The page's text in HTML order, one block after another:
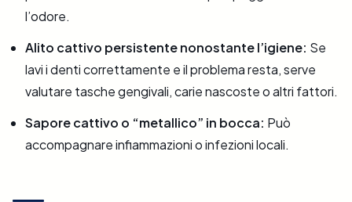
l’odore.
Alito cattivo persistente nonostante l’igiene: Se
lavi i denti correttamente e il problema resta, serve
valutare tasche gengivali, carie nascoste o altri fattori.
Sapore cattivo o “metallico” in bocca: Può
accompagnare infiammazioni o infezioni locali.